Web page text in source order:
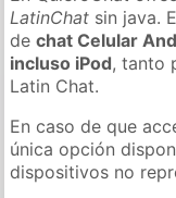
LatinChat sin java.
dechat Celular
incluso iPod, tanto
Latin Chat.
En caso de que
única opción
dispositivos no